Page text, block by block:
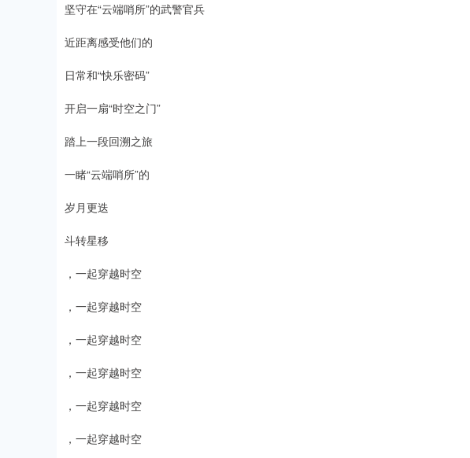
坚守在“云端哨所”的武警官兵
近距离感受他们的
日常和“快乐密码”
开启一扇“时空之门”
踏上一段回溯之旅
一睹“云端哨所”的
岁月更迭
斗转星移
，一起穿越时空
，一起穿越时空
，一起穿越时空
，一起穿越时空
，一起穿越时空
，一起穿越时空